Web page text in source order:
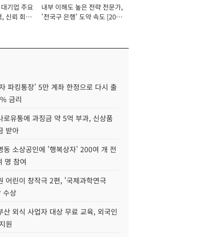
대기업 주요
, 신뢰 회복
내부 이해도 높은 전략 전문가,
'전국구 은행' 도약 속도 [2026
파킹통장' 5만 계좌 한정으로 다시 출
금리
로유통에 과징금 약 5억 부과, 신상품
받아
동 소상공인에 '행복상자' 200여 개 전
명 참여
어린이 창작극 2편, '국제과학연극
수상
산 외식 사업자 대상 무료 교육, 외국인
원